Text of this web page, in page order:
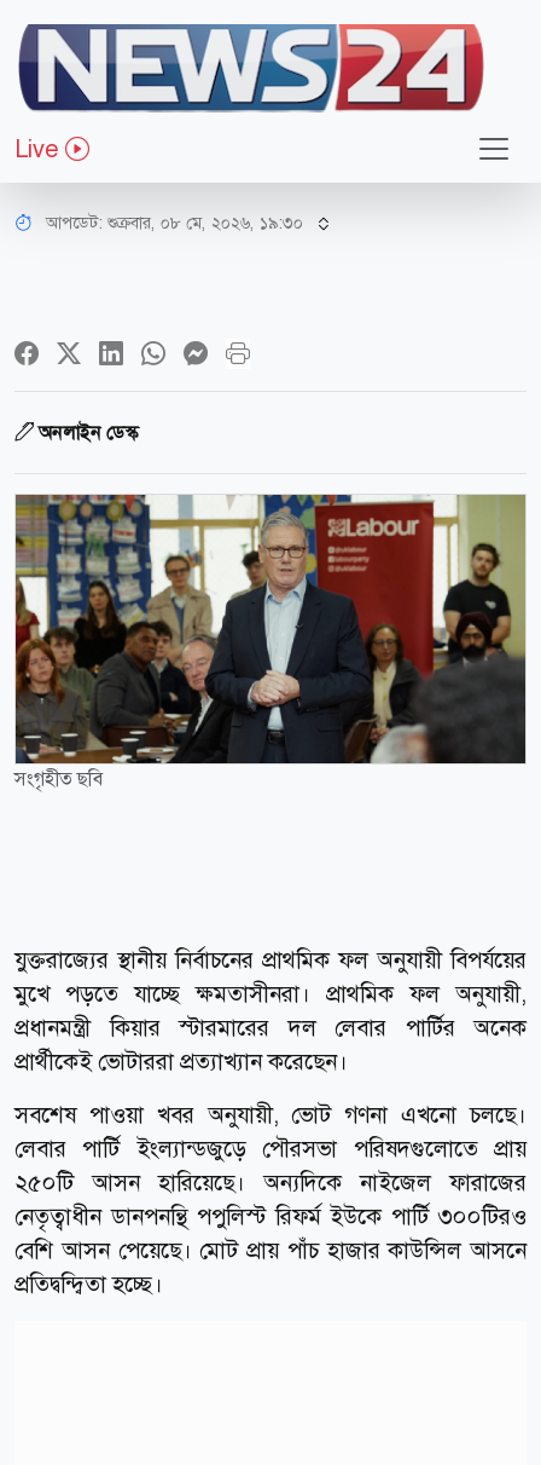
Live
আন্তর্জাতিক
ভোটের ফলে বিপর্যয়ের মুখে ব্রিটিশ
ক্ষমতাসীনরা
আপডেট: শুক্রবার, ০৮ মে, ২০২৬, ১৯:৩০
অনলাইন ডেস্ক
সংগৃহীত ছবি
যুক্তরাজ্যের স্থানীয় নির্বাচনের প্রাথমিক ফল অনুযায়ী বিপর্যয়ের
মুখে পড়তে যাচ্ছে ক্ষমতাসীনরা। প্রাথমিক ফল অনুযায়ী,
প্রধানমন্ত্রী কিয়ার স্টারমারের দল লেবার পার্টির অনেক
প্রার্থীকেই ভোটাররা প্রত্যাখ্যান করেছেন।
সবশেষ পাওয়া খবর অনুযায়ী, ভোট গণনা এখনো চলছে।
লেবার পার্টি ইংল্যান্ডজুড়ে পৌরসভা পরিষদগুলোতে প্রায়
২৫০টি আসন হারিয়েছে। অন্যদিকে নাইজেল ফারাজের
নেতৃত্বাধীন ডানপনন্থি পপুলিস্ট রিফর্ম ইউকে পার্টি ৩০০টিরও
বেশি আসন পেয়েছে। মোট প্রায় পাঁচ হাজার কাউন্সিল আসনে
প্রতিদ্বন্দ্বিতা হচ্ছে।